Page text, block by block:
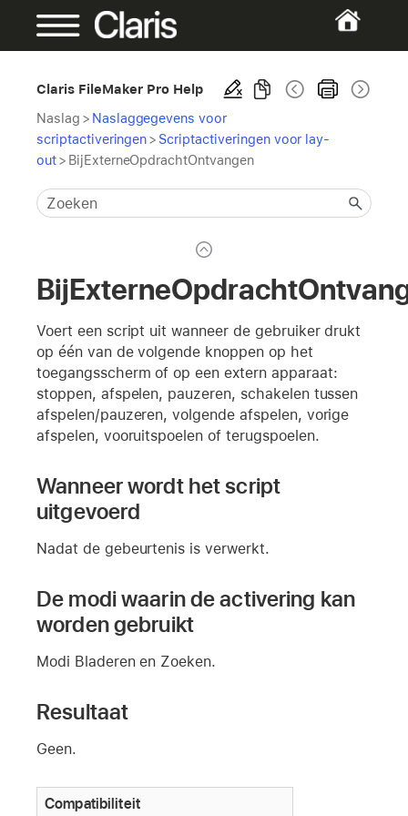
Claris FileMaker Pro Help
Naslag > Naslaggegevens voor
scriptactiveringen> Scriptactiveringen voor lay-
out> BijExterneOpdrachtOntvangen
Voert een script uit wanneer de gebruiker drukt
op één van de volgende knoppen op het
toegangsscherm of op een extern apparaat:
stoppen, afspelen, pauzeren, schakelen tussen
afspelen/pauzeren, volgende afspelen, vorige
afspelen, vooruitspoelen of terugspoelen.
Wanneer wordt het script
uitgevoerd
Nadat de gebeurtenis is verwerkt.
De modi waarin de activering kan
worden gebruikt
Modi Bladeren en Zoeken.
Resultaat
Geen.
Compatibiliteit